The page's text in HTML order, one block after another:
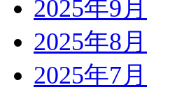
2025年9月
2025年8月
2025年7月